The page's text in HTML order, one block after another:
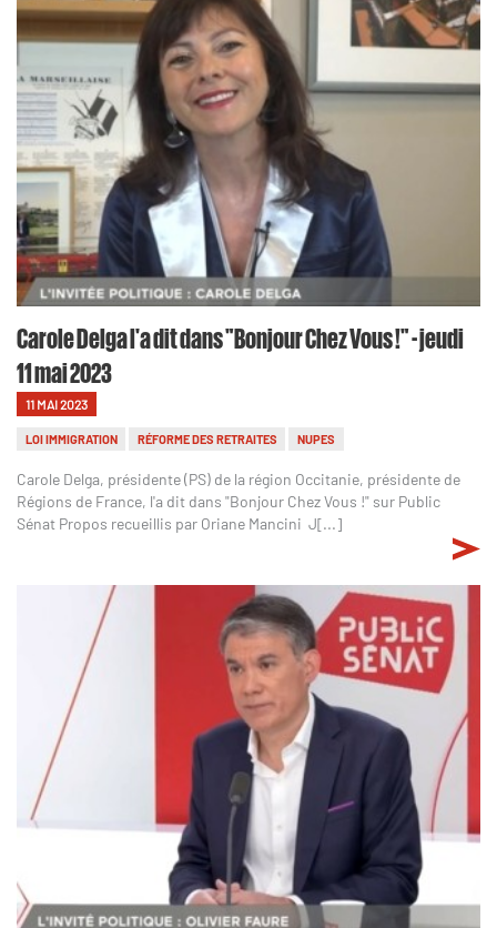
Carole Delga l'a dit dans "Bonjour Chez Vous !" - jeudi
11 mai 2023
11 MAI 2023
LOI IMMIGRATION RÉFORME DES RETRAITES NUPES
Carole Delga, présidente (PS) de la région Occitanie, présidente de
Régions de France, l'a dit dans "Bonjour Chez Vous !" sur Public
Sénat Propos recueillis par Oriane Mancini J[...]